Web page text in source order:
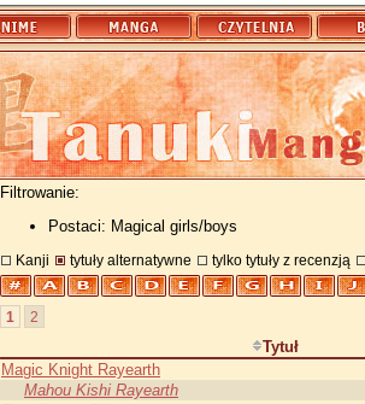
Filtrowanie:
Postaci: Magical girls/boys
Kanji tytuły alternatywne tylko tytuły z recenzją
1 2
Tytuł
Magic Knight Rayearth
Mahou Kishi Rayearth